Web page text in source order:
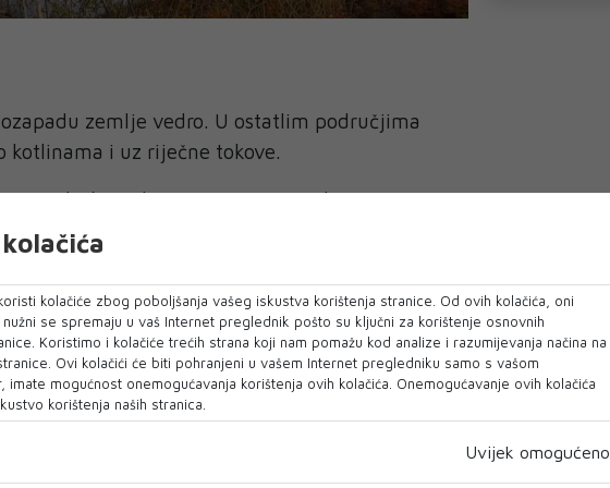
zemlje vedro. U ostatlim područjima
kotlinama i uz riječne tokove.
sati (°C): Bjelašnica, Livno -1; Bihać 1; Drvar
Srebrenica 5; Bugojno, Doboj, Sanski Most,
6; Bijeljina, Jajce, Prijedor 7; Banja Luka,
pritisak u Sarajevu iznosi 942 hPa, za
i lagano raste.
preovladavati sunčano vrijeme, a u
uz postepeno razvedravanje tokom dana.
smjera. Dnevna temperatura zraka od 8 do
kolačiće zbog poboljšanja vašeg iskustva korištenja stranice. Od ovih kolačića, oni
se spremaju u vaš Internet preglednik pošto su ključni za korištenje osnovnih
Koristimo i kolačiće trećih strana koji nam pomažu kod analize i razumijevanja načina na
Ovi kolačići će biti pohranjeni u vašem Internet pregledniku samo s vašom
imate mogućnost onemogućavanja korištenja ovih kolačića. Onemogućavanje ovih kolačića
korištenja naših stranica.
Uvijek omogućeno